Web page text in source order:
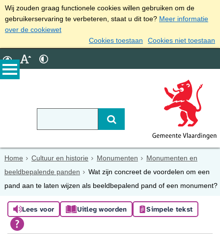
Wij zouden graag functionele cookies willen gebruiken om de
gebruikerservaring te verbeteren, staat u dit toe? Meer informatie
over de cookiewet
Cookies toestaan
Cookies niet toestaan
Home Cultuur en historie Monumenten
Monumenten en
beeldbepalende panden
Wat zijn concreet de voordelen om een
pand aan te laten wijzen als beeldbepalend pand of een monument?
Lees voor Uitleg woorden Simpele tekst